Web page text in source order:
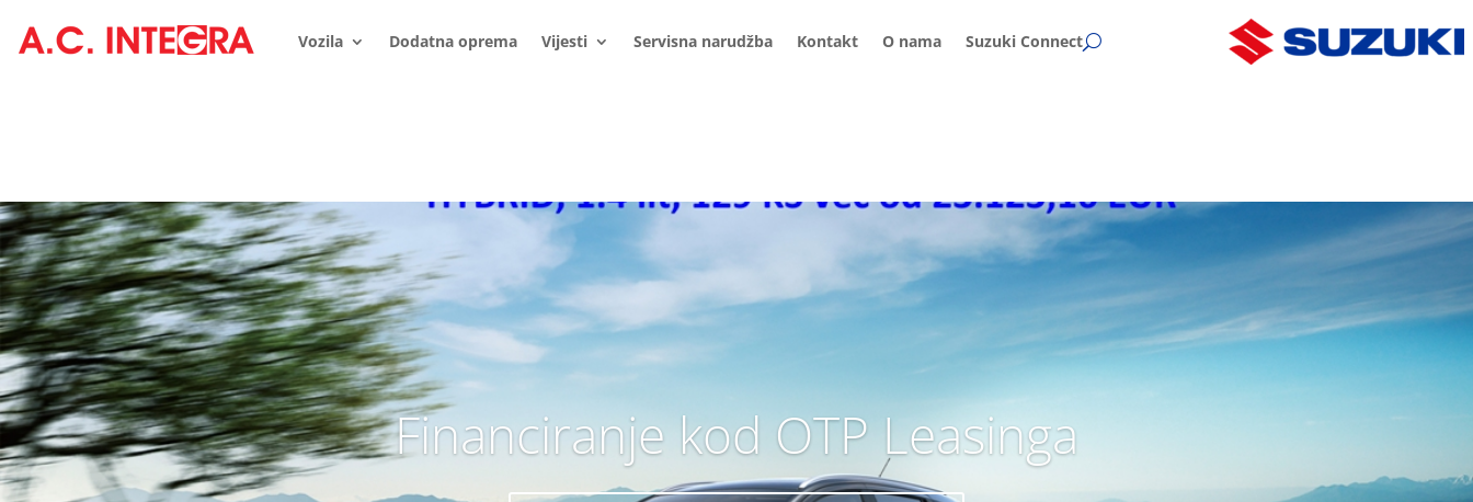
Vozila Dodatna oprema Vijesti Servisna narudžba Kontakt O nama Suzuki Connect
Financiranje kod OTP Leasinga